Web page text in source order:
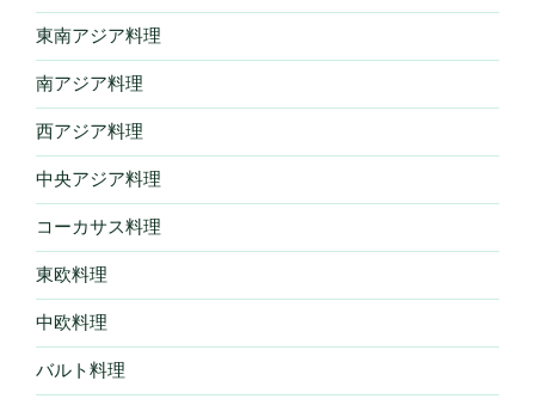
東南アジア料理
南アジア料理
西アジア料理
中央アジア料理
コーカサス料理
東欧料理
中欧料理
バルト料理